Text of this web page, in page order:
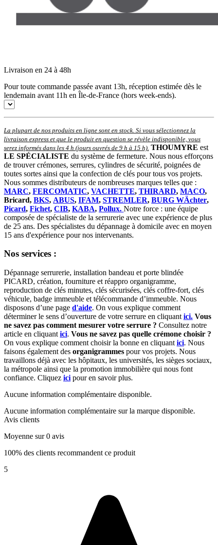
Livraison en 24 à 48h
Pour toute commande passée avant 13h, réception estimée dès le
lendemain avant 11h en Île-de-France (hors week-ends).
La plupart de nos produits en ligne sont en stock. Si vous sélectionnez la
livraison express et que le produit en question se révèle indisponible, vous
serez informés dans les 4 h (jours ouvrés de 9 h à 15 h) THOUMYRE est
LE SPÉCIALISTE du système de fermeture. Nous nous efforçons
de trouver crémones, serrures, cylindres de sécurité, poignées de
toutes sortes ainsi que la confection de clés pour tous vos projets.
Nous sommes distributeurs de nombreuses marques telles que :
MARC, FERCOMATIC, VACHETTE, THIRARD, MACO,
Bricard, BKS, ABUS, IFAM, STREMLER, BURG WÄchter,
Picard, Fichet, CIB, KABA, Pollux. Notre force : une équipe
composée de spécialiste de la serrurerie avec une expérience de plus
de 25 ans. Des spécialistes du dépannage à domicile avec en moyen
15 ans d'expérience pour nos intervenants.
Nos services :
Dépannage serrurerie, installation bandeau et porte blindée
PICARD, création, fourniture et réappro organigramme,
reproduction de clés minutes, clés sécurisées, clés coffre-fort, clés
véhicule, badge immeuble et télécommande d’immeuble. Nous
disposons d’une page d'aide. On vous explique comment
déterminer le sens d’ouverture de votre serrure en cliquant ici. Vous
ne savez pas comment mesurer votre serrure ? Consultez notre
article en cliquant ici. Vous ne savez pas quelle crémone choisir ?
On vous explique comment choisir la bonne en cliquant ici. Nous
faisons également des organigrammes pour vos projets. Nous
travaillons déjà avec les hôpitaux, les universités, les sièges sociaux,
la métropole ainsi que la promotion immobilière qui nous font
confiance. Cliquez ici pour en savoir plus.
Aucune information complémentaire disponible.
Aucune information complémentaire sur la marque disponible.
Avis clients
Moyenne sur 0 avis
100% des clients recommandent ce produit
5